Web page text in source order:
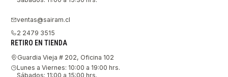
ventas@sairam.cl
2 2479 3515
RETIRO EN TIENDA
Guardia Vieja # 202, Oficina 102
Lunes a Viernes: 10:00 a 19:00 hrs.
Sábados: 11:00 a 15:00 hrs.